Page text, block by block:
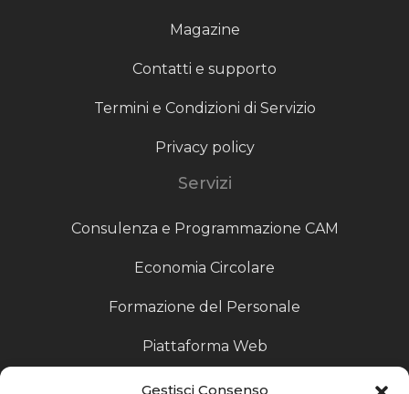
Gestisci Consenso
Magazine
Contatti e supporto
Termini e Condizioni di Servizio
Privacy policy
Servizi
Consulenza e Programmazione CAM
Economia Circolare
Formazione del Personale
Piattaforma Web
Scouting fornitori